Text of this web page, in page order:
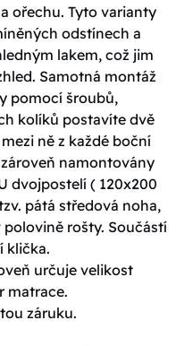
ořechu. Tyto varianty
odstínech a
lakem, což jim
Samotná montáž
pomocí šroubů,
kolíků postavíte dvě
ně z každé boční
namontovány
dvojpostelí ( 120x200
pátá středová noha,
rošty. Součástí
klička.
určuje velikost
matrace.
záruku.